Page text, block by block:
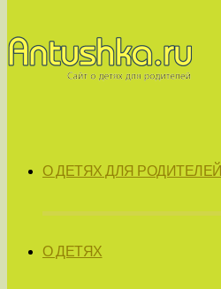
О ДЕТЯХ ДЛЯ РОДИТЕЛЕЙ
О ДЕТЯХ